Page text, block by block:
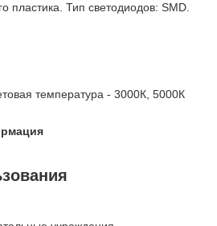
пластика. Тип светодиодов: SMD.
температура - 3000К, 5000К